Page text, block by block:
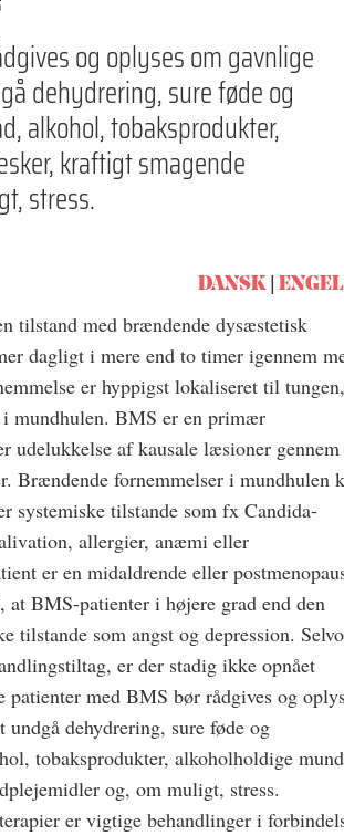
og oplyses om gavnlige
dehydre­ring, sure føde­ og
alkohol, tobaksprodukter,
kraftigt smagende
stress.
DANSK
tilstand med brændende dysæstetisk
dagligt i mere end to timer igennem
er hyppigst lokaliseret til tungen,
i mundhulen. BMS er en primær
udelukkelse af kausale læsioner gennem
Brændende fornemmelser i mund­hulen
systemiske tilstande som fx Candida­
allergier, anæmi eller
er en midaldrende eller
BMS­-patienter i højere grad end den
tilstande som angst og depression.
er der stadig ikke opnået
patienter med BMS bør rådgives og
dehydre­ring, sure føde­ og
tobaksprodukter, alkoholholdige
og, om muligt, stress.
er vigtige behandlinger i